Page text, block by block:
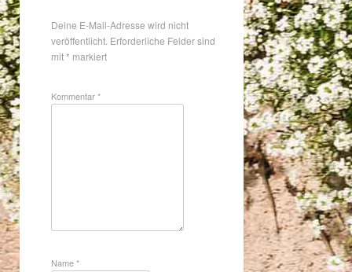
Deine E-Mail-Adresse wird nicht
veröffentlicht. Erforderliche Felder sind
mit* markiert
Kommentar*
Name*